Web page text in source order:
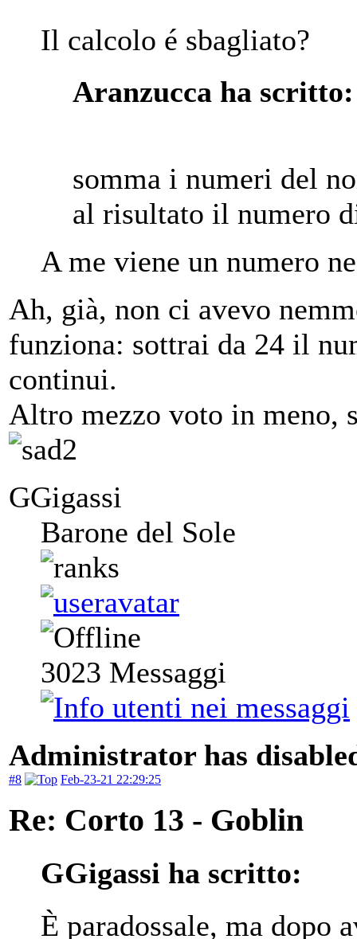
Il calcolo é sbagliato?
Aranzucca ha scritto:
somma i numeri del
al risultato il numero
A me viene un numero
Ah, già, non ci avevo
funziona: sottrai da 24 il
continui.
Altro mezzo voto in meno,
GGigassi
Barone del Sole
3023 Messaggi
Administrator has
#8 Feb-23-21 22:29:25
Re: Corto 13 - Goblin
GGigassi ha scritto:
È paradossale, ma dopo